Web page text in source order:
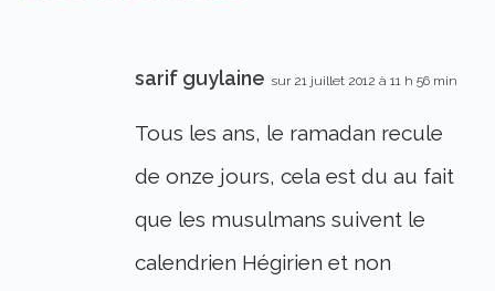
sarif guylaine sur 21 juillet 2012 à 11 h 56 min
Tous les ans, le ramadan recule
de onze jours, cela est du au fait
que les musulmans suivent le
calendrien Hégirien et non